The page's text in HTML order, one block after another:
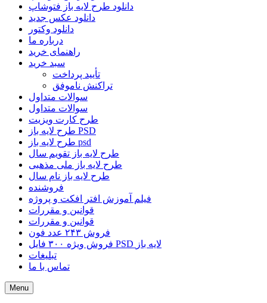
دانلود طرح لایه باز فتوشاپ
دانلود عکس جدید
دانلود وکتور
درباره ما
راهنمای خرید
سبد خرید
تأیید پرداخت
تراکنش ناموفق
سوالات متداول
سوالات متداول
طرح کارت ویزیت
طرح لایه باز PSD
طرح لایه باز psd
طرح لایه باز تقویم سال
طرح لایه باز ملی مذهبی
طرح لایه باز نام سال
فروشنده
فیلم آموزش افتر افکت و پروژه
قوانین و مقررات
قوانین و مقررات
فروش ۲۴۳ عدد فون
فروش ویژه ۳۰۰ فایل PSD لایه باز
تبلیغات
تماس با ما
Menu